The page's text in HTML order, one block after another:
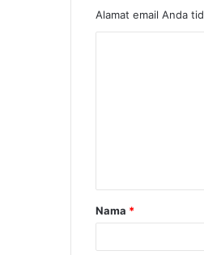
Alamat email Anda
Nama *